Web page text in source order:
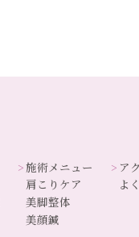
施術メニュー
肩こりケア
美脚整体
美顔鍼
ア
よ